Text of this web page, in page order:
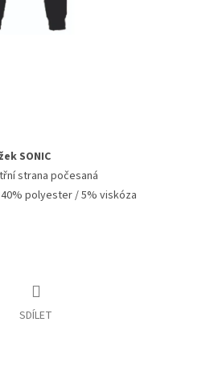
SONIC
strana počesaná
polyester / 5% viskóza
SDÍLET